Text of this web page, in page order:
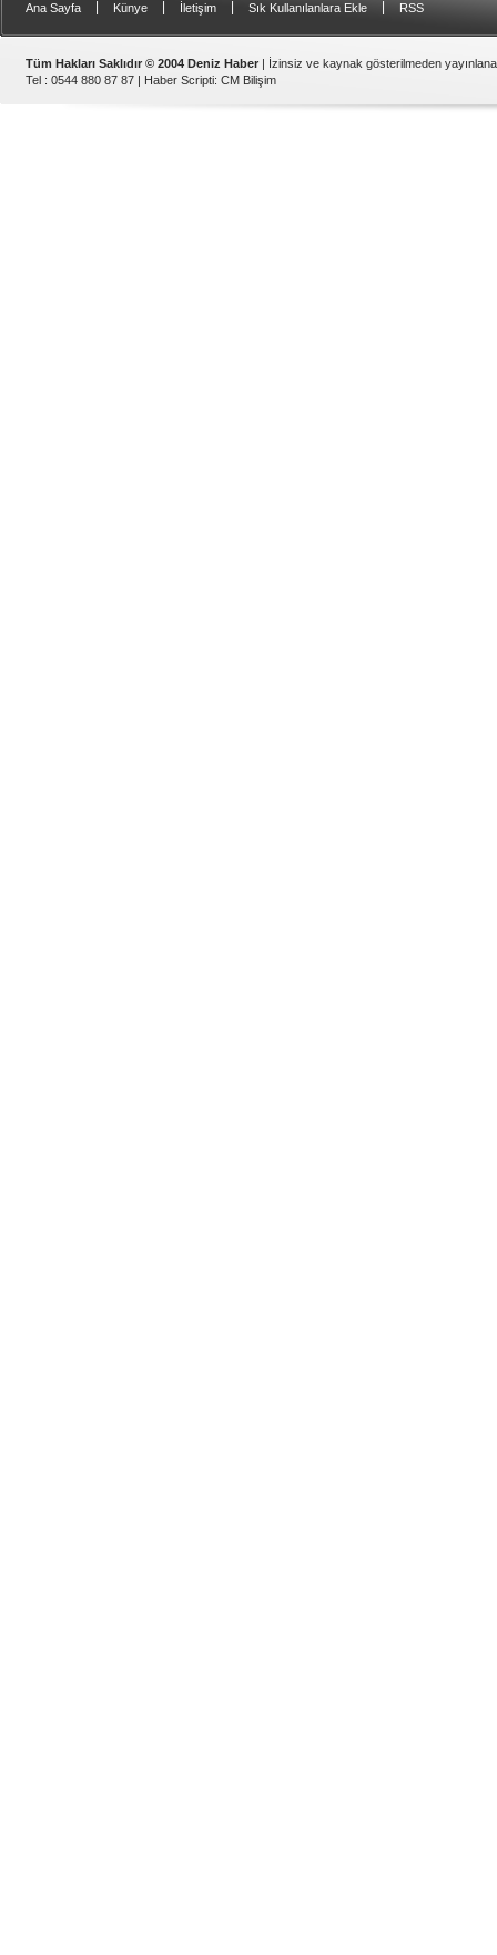
Ana Sayfa Künye İletişim Sık Kullanılanlara Ekle RSS
Tüm Hakları Saklıdır © 2004 Deniz Haber | İzinsiz ve kaynak gösterilmeden
Tel : 0544 880 87 87 | Haber Scripti: CM Bilişim